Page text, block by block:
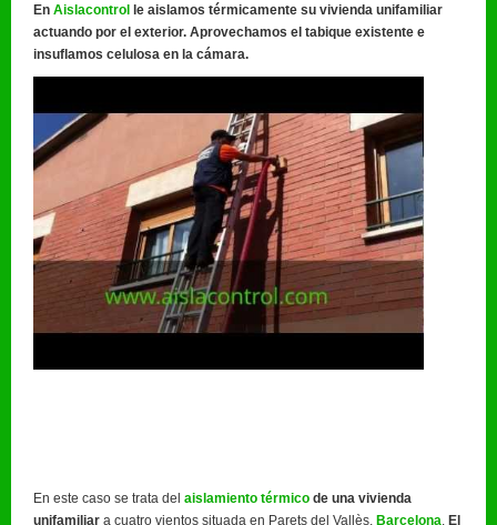
En Aislacontrol
le aislamos térmicamente su vivienda unifamiliar
actuando por el exterior. Aprovechamos el tabique existente e
insuflamos celulosa en la cámara.
En este caso se trata del aislamiento térmico de una vivienda
unifamiliar a cuatro vientos situada en Parets del Vallès, Barcelona. El